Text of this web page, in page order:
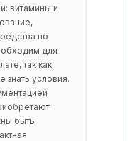
витамины и
по
для
так как
знать условия.
быть